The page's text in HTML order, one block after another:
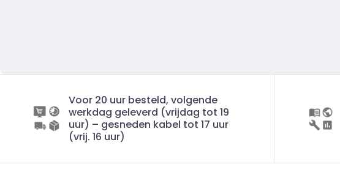
Voor 20 uur besteld, volgende
werkdag geleverd (vrijdag tot 19
uur) – gesneden kabel tot 17 uur
(vrij. 16 uur)